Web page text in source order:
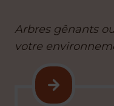
Arbres gênants
votre